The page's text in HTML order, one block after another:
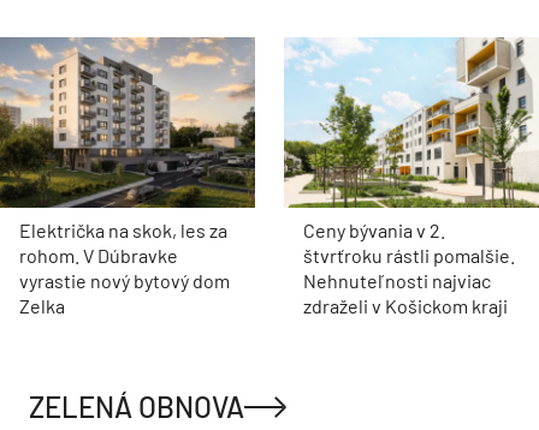
Električka na skok, les za
rohom. V Dúbravke
vyrastie nový bytový dom
Zelka
Ceny bývania v 2.
štvrťroku rástli pomalšie.
Nehnuteľnosti najviac
zdraželi v Košickom kraji
ZELENÁ OBNOVA